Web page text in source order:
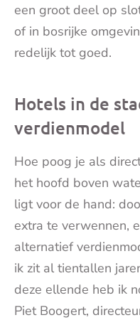
een groot deel op
of in bosrijke
redelijk tot goed.
Hotels in de
verdienmodel
Hoe poog je als
het hoofd boven
ligt voor de hand:
extra te verwennen,
alternatief
ik zit al tientallen
deze ellende heb ik
Piet Boogert,